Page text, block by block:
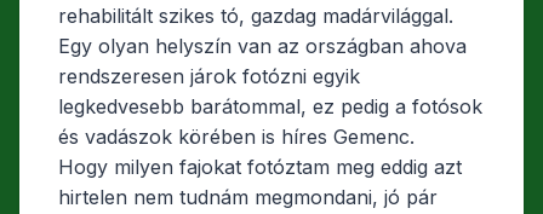
rehabilitált szikes tó, gazdag madárvilággal.
Egy olyan helyszín van az országban ahova
rendszeresen járok fotózni egyik
legkedvesebb barátommal, ez pedig a fotósok
és vadászok körében is híres Gemenc.
Hogy milyen fajokat fotóztam meg eddig azt
hirtelen nem tudnám megmondani, jó pár